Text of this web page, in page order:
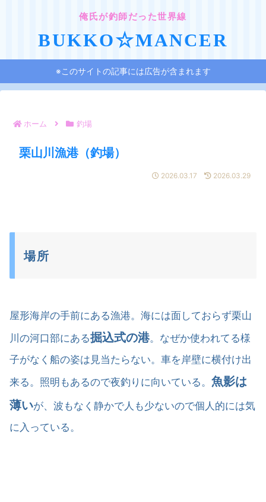
俺氏が釣師だった世界線
BUKKO☆MANCER
※このサイトの記事には広告が含まれます
ホーム 釣場
栗山川漁港（釣場）
2026.03.17 2026.03.29
場所
屋形海岸の手前にある漁港。海には面しておらず栗山
川の河口部にある掘込式の港。なぜか使われてる様
子がなく船の姿は見当たらない。車を岸壁に横付け出
来る。照明もあるので夜釣りに向いている。 魚影は
薄いが、波もなく静かで人も少ないので個人的には気
に入っている。